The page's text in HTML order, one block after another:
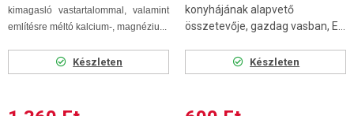
kimagasló vastartalommal, valamint
említésre méltó kalcium-, magnéziu...
Készleten
konyhájának alapvető
összetevője, gazdag vasban, E...
Készleten